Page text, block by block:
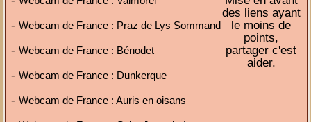
-Webcam de France : Praz de Lys Sommand
-Webcam de France : Bénodet
-Webcam de France : Dunkerque
-Webcam de France : Auris en oisans
des liens ayant
le moins de
points,
partager c'est
aider.